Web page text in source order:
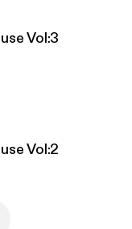
Vol:3
Vol:2